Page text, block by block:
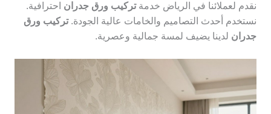
نقدم لعملائنا في الرياض خدمةتركيب ورق جدران احترافية.
نستخدم أحدث التصاميم والخامات عالية الجودة.تركيب ورق
جدران لدينا يضيف لمسة جمالية وعصرية.